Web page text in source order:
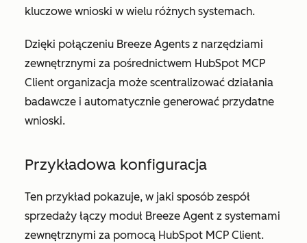
kluczowe wnioski w wielu różnych systemach.
Dzięki połączeniu Breeze Agents z narzędziami
zewnętrznymi za pośrednictwem HubSpot MCP
Client organizacja może scentralizować działania
badawcze i automatycznie generować przydatne
wnioski.
Przykładowa konfiguracja
Ten przykład pokazuje, w jaki sposób zespół
sprzedaży łączy moduł Breeze Agent z systemami
zewnętrznymi za pomocą HubSpot MCP Client.